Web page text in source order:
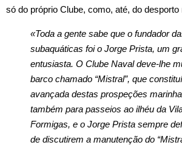
só do próprio Clube, como, até, do
«Toda a gente sabe que o fundador
subaquáticas foi o Jorge Prista, um
entusiasta. O Clube Naval deve-lhe
barco chamado “Mistral”, que
avançada destas prospeções
também para passeios ao ilhéu da
Formigas, e o Jorge Prista sempre
de discutirem a manutenção do